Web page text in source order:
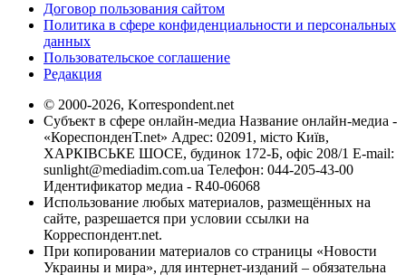
Договор пользования сайтом
Политика в сфере конфиденциальности и персональных
данных
Пользовательское соглашение
Редакция
© 2000-2026, Korrespondent.net
Субъект в сфере онлайн-медиа Название онлайн-медиа -
«КореспонденТ.net» Адрес: 02091, місто Київ,
ХАРКІВСЬКЕ ШОСЕ, будинок 172-Б, офіс 208/1 E-mail:
sunlight@mediadim.com.ua Телефон: 044-205-43-00
Идентификатор медиа - R40-06068
Использование любых материалов, размещённых на
сайте, разрешается при условии ссылки на
Корреспондент.net.
При копировании материалов со страницы «Новости
Украины и мира», для интернет-изданий – обязательна